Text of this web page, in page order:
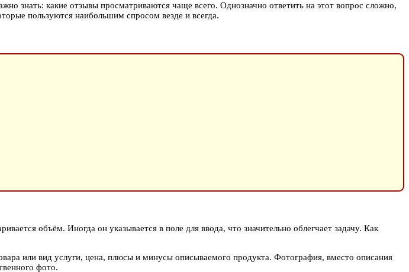
знать: какие отзывы просматриваются чаще всего. Однозначно ответить на этот вопрос сложно,
пользуются наибольшим спросом везде и всегда.
объём. Иногда он указывается в поле для ввода, что значительно облегчает задачу. Как
или вид услуги, цена, плюсы и минусы описываемого продукта. Фотография, вместо описания
фото.